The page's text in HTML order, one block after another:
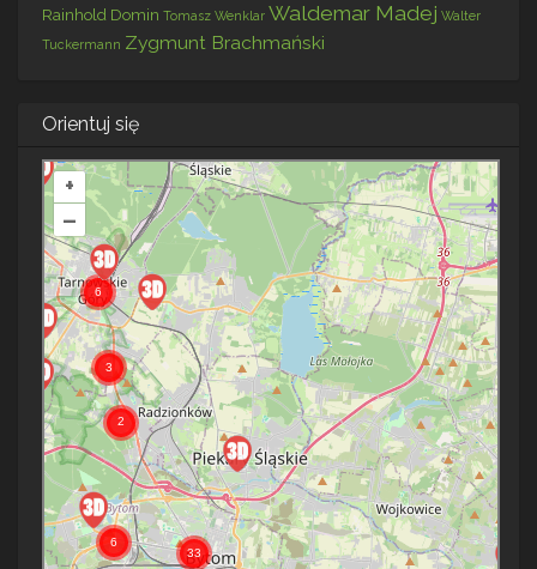
Rainhold Domin Tomasz Wenklar Waldemar Madej Walter
Tuckermann Zygmunt Brachmański
Orientuj się
+
–